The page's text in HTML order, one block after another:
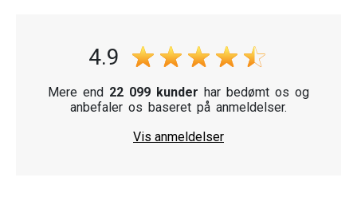
4.9
Mere end 22 099 kunder har bedømt os og
anbefaler os baseret på anmeldelser.
Vis anmeldelser